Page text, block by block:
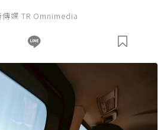
點數：0點；前往 購買點數
傳媒 TR Omnimedia